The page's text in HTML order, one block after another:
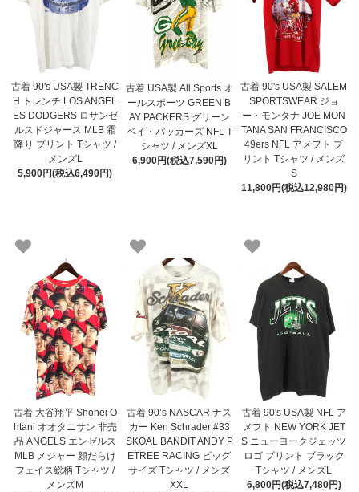
古着 90's USA製 TRENC
H トレンチ LOS ANGEL
ES DODGERS ロサンゼ
ルスドジャース MLB 霜
降り プリント Tシャツ /
メンズL
5,900円(税込6,490円)
古着 USA製 All Sports オ
ールスポーツ GREEN B
AY PACKERS グリーン
ベイ・パッカーズ NFL T
シャツ / メンズXL
6,900円(税込7,590円)
古着 90's USA製 SALEM
SPORTSWEAR ジョ
ー・モンタナ JOE MON
TANA SAN FRANCISCO
49ers NFL アメフト プ
リント Tシャツ / メンズ
S
11,800円(税込12,980円)
古着 大谷翔平 Shohei O
htani オオタニサン 非売
品 ANGELS エンゼルス
MLB メジャー 顔だらけ
フェイス総柄 Tシャツ /
メンズM
古着 90’s NASCAR ナス
カー Ken Schrader #33
SKOAL BANDIT ANDY P
ETREE RACING ビッグ
サイズ Tシャツ / メンズ
XXL
古着 90's USA製 NFL ア
メフト NEW YORK JET
S ニューヨークジェッツ
ロゴ プリント ブラック
Tシャツ / メンズL
6,800円(税込7,480円)